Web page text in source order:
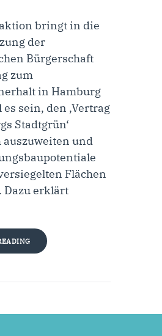
bringt in die
der
Bürgerschaft
zum
in Hamburg
sein, den ‚Vertrag
Stadtgrün‘
auszuweiten und
Flächen
Dazu erklärt